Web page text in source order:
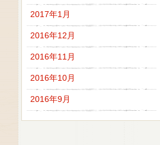
2017年1月
2016年12月
2016年11月
2016年10月
2016年9月